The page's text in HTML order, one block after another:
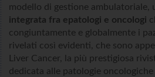
modello di gestione ambulatoriale,
integrata fra epatologi e oncologi
congiuntamente e globalmente i
rivelati così evidenti, che sono
Liver Cancer, la più prestigiosa
dedicata alle patologie oncologiche